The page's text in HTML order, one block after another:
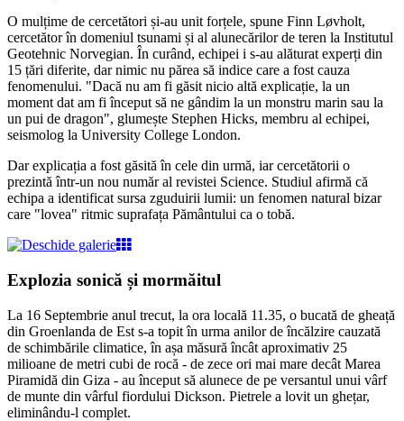
O mulțime de cercetători și-au unit forțele, spune Finn Løvholt,
cercetător în domeniul tsunami și al alunecărilor de teren la Institutul
Geotehnic Norvegian. În curând, echipei i s-au alăturat experți din
15 țări diferite, dar nimic nu părea să indice care a fost cauza
fenomenului. "Dacă nu am fi găsit nicio altă explicație, la un
moment dat am fi început să ne gândim la un monstru marin sau la
un pui de dragon", glumește Stephen Hicks, membru al echipei,
seismolog la University College London.
Dar explicația a fost găsită în cele din urmă, iar cercetătorii o
prezintă într-un nou număr al revistei Science. Studiul afirmă că
echipa a identificat sursa zguduirii lumii: un fenomen natural bizar
care "lovea" ritmic suprafața Pământului ca o tobă.
Explozia sonică și mormăitul
La 16 Septembrie anul trecut, la ora locală 11.35, o bucată de gheață
din Groenlanda de Est s-a topit în urma anilor de încălzire cauzată
de schimbările climatice, în așa măsură încât aproximativ 25
milioane de metri cubi de rocă - de zece ori mai mare decât Marea
Piramidă din Giza - au început să alunece de pe versantul unui vârf
de munte din vârful fiordului Dickson. Pietrele a lovit un ghețar,
eliminându-l complet.